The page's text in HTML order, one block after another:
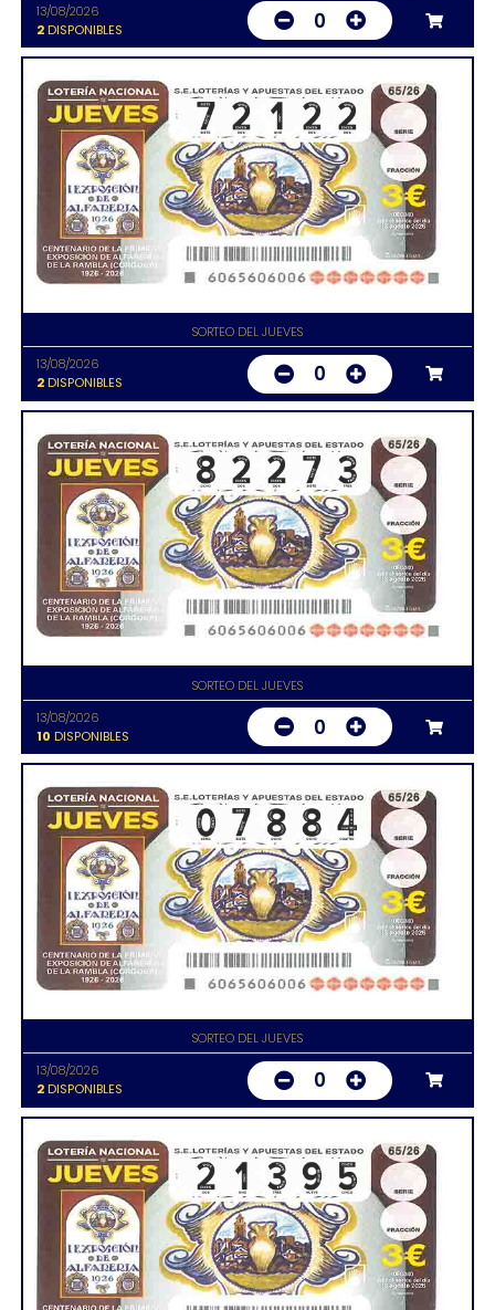
13/08/2026
2DISPONIBLES 0
SORTEO DEL JUEVES
13/08/2026
2DISPONIBLES 0
SORTEO DEL JUEVES
13/08/2026
10 DISPONIBLES 0
SORTEO DEL JUEVES
13/08/2026
2DISPONIBLES 0